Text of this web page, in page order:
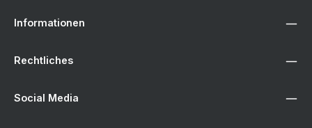
Informationen
Rechtliches
Social Media